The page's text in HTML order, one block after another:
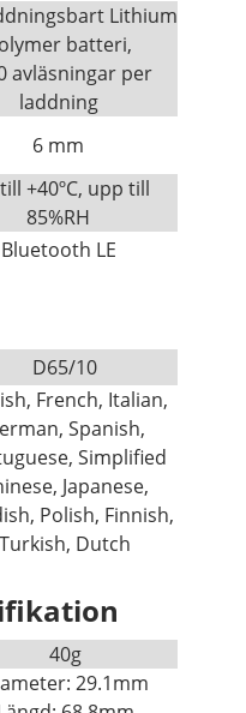
Lithium
batteri,
avläsningar per
laddning
6 mm
+40ºC, upp till
85%RH
Bluetooth LE
D65/10
French, Italian,
Spanish,
Simplified
Japanese,
Polish, Finnish,
Turkish, Dutch
40g
29.1mm